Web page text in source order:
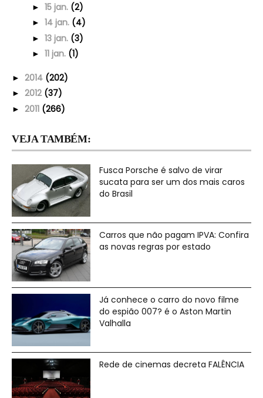
► 15 jan. (2)
► 14 jan. (4)
► 13 jan. (3)
► 11 jan. (1)
► 2014 (202)
► 2012 (37)
► 2011 (266)
VEJA TAMBÉM:
Fusca Porsche é salvo de virar
sucata para ser um dos mais caros
do Brasil
Carros que não pagam IPVA: Confira
as novas regras por estado
Já conhece o carro do novo filme
do espião 007? é o Aston Martin
Valhalla
Rede de cinemas decreta FALÊNCIA